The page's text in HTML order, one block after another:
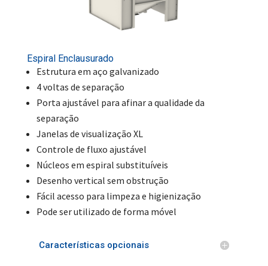
Espiral Enclausurado
Estrutura em aço galvanizado
4 voltas de separação
Porta ajustável para afinar a qualidade da
separação
Janelas de visualização XL
Controle de fluxo ajustável
Núcleos em espiral substituíveis
Desenho vertical sem obstrução
Fácil acesso para limpeza e higienização
Pode ser utilizado de forma móvel
Características opcionais